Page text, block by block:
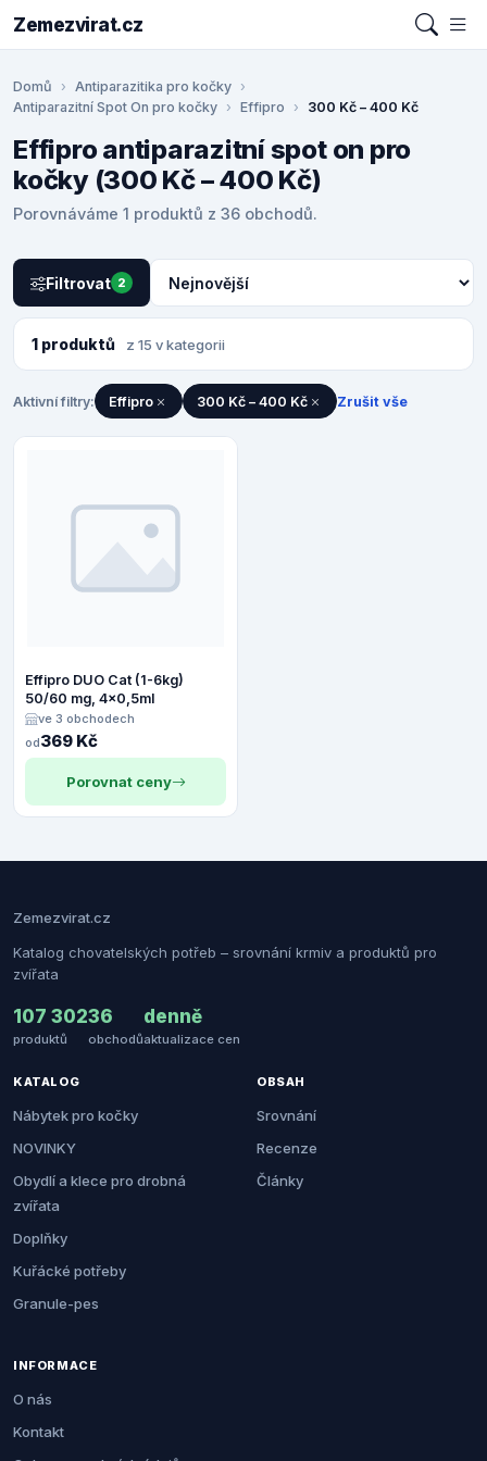
Zemezvirat.cz
Domů
Antiparazitika pro kočky
Antiparazitní Spot On pro kočky
Effipro 300 Kč – 400 Kč
Effipro antiparazitní spot on pro
kočky (300 Kč – 400 Kč)
Porovnáváme 1 produktů z 36 obchodů.
Filtrovat 2
1 produktů z 15 v kategorii
Aktivní filtry: Effipro 300 Kč – 400 Kč Zrušit vše
Effipro DUO Cat (1-6kg)
50/60 mg, 4x0,5ml
ve 3 obchodech
od369 Kč
Porovnat ceny
Zemezvirat.cz
Katalog chovatelských potřeb – srovnání krmiv a produktů pro
zvířata
107 302
produktů
36
obchodů
denně
aktualizace cen
KATALOG
Nábytek pro kočky
NOVINKY
Obydlí a klece pro drobná
zvířata
Doplňky
Kuřácké potřeby
Granule-pes
OBSAH
Srovnání
Recenze
Články
INFORMACE
O nás
Kontakt